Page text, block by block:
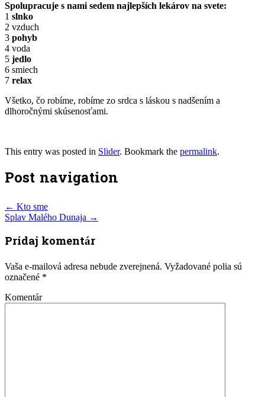
Spolupracuje s nami sedem najlepších lekárov na svete:
1 slnko
2 vzduch
3 pohyb
4 voda
5 jedlo
6 smiech
7 relax
Všetko, čo robíme, robíme zo srdca s láskou s nadšením a
dlhoročnými skúsenosťami.
This entry was posted in Slider. Bookmark the permalink.
Post navigation
← Kto sme
Splav Malého Dunaja →
Pridaj komentár
Vaša e-mailová adresa nebude zverejnená. Vyžadované polia sú
označené *
Komentár